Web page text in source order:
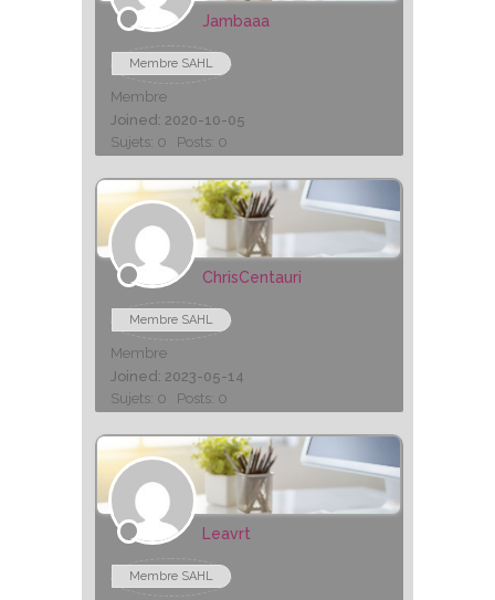
Jambaaa
Membre SAHL
Membre
Joined: 2020-10-05
Sujets: 0
Posts: 0
ChrisCentauri
Membre SAHL
Membre
Joined: 2023-05-14
Sujets: 0
Posts: 0
Leavrt
Membre SAHL